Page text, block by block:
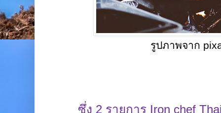
รูปภาพจาก
ซึ่ง 2 รายการ Iron chef